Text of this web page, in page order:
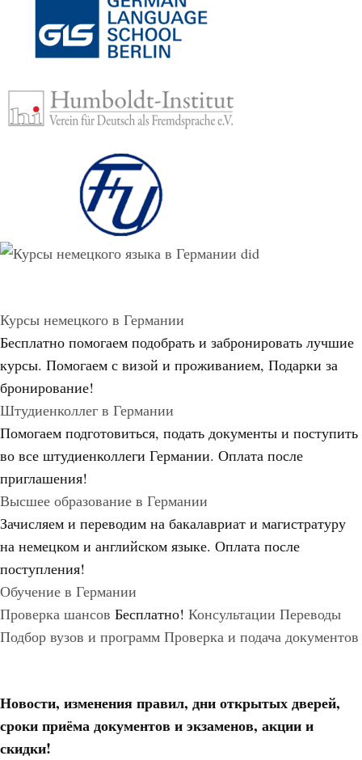
Курсы немецкого в Германии
Бесплатно помогаем подобрать и забронировать лучшие
курсы. Помогаем с визой и проживанием, Подарки за
бронирование!
Штудиенколлег в Германии
Помогаем подготовиться, подать документы и поступить
во все штудиенколлеги Германии. Оплата после
приглашения!
Высшее образование в Германии
Зачисляем и переводим на бакалавриат и магистратуру
на немецком и английском языке. Оплата после
поступления!
Обучение в Германии
Проверка шансов Бесплатно! Консультации Переводы
Подбор вузов и программ Проверка и подача документов
Новости, изменения правил, дни открытых дверей,
сроки приёма документов и экзаменов, акции и
скидки!